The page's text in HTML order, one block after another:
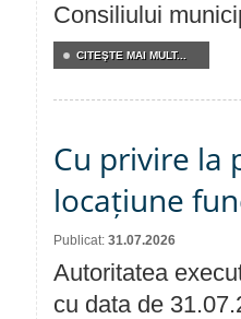
Consiliului
CITEŞTE MAI MULT...
Cu privire la
locațiune
Publicat: 31.07.2026
Autoritatea
cu data de